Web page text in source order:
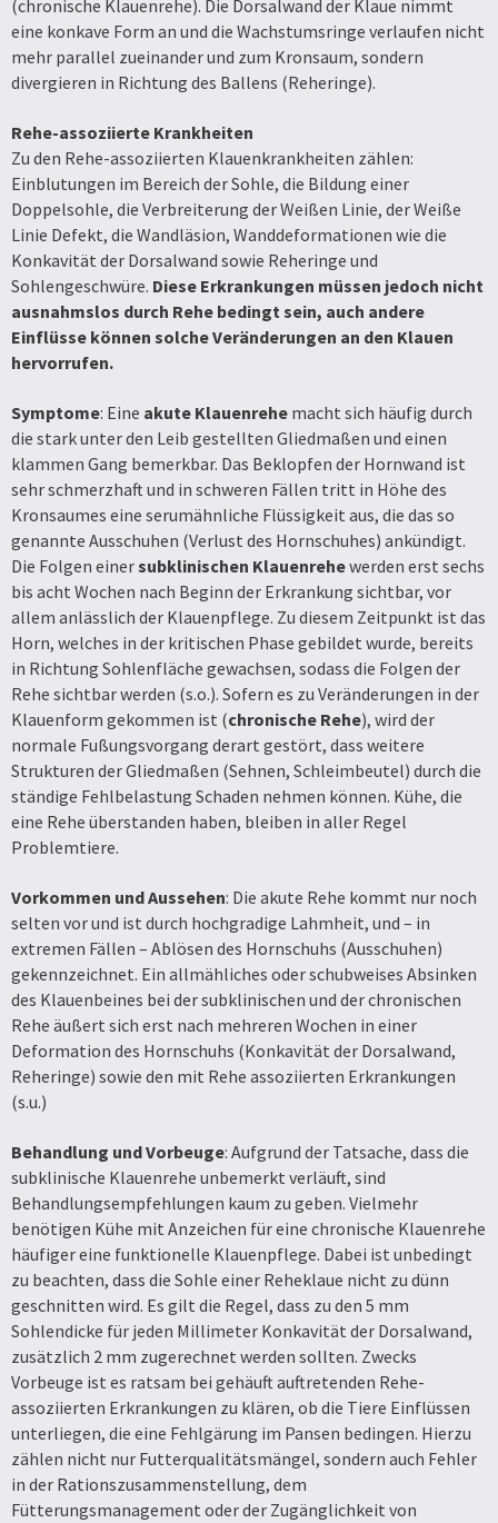
(chronische Klauenrehe). Die Dorsalwand der Klaue nimmt
eine konkave Form an und die Wachstumsringe verlaufen nicht
mehr parallel zueinander und zum Kronsaum, sondern
divergieren in Richtung des Ballens (Reheringe).
Rehe-assoziierte Krankheiten
Zu den Rehe-assoziierten Klauenkrankheiten zählen:
Einblutungen im Bereich der Sohle, die Bildung einer
Doppelsohle, die Verbreiterung der Weißen Linie, der Weiße
Linie Defekt, die Wandläsion, Wanddeformationen wie die
Konkavität der Dorsalwand sowie Reheringe und
Sohlengeschwüre. Diese Erkrankungen müssen jedoch nicht
ausnahmslos durch Rehe bedingt sein, auch andere
Einflüsse können solche Veränderungen an den Klauen
hervorrufen.
Symptome: Eine akute Klauenrehe macht sich häufig durch
die stark unter den Leib gestellten Gliedmaßen und einen
klammen Gang bemerkbar. Das Beklopfen der Hornwand ist
sehr schmerzhaft und in schweren Fällen tritt in Höhe des
Kronsaumes eine serumähnliche Flüssigkeit aus, die das so
genannte Ausschuhen (Verlust des Hornschuhes) ankündigt.
Die Folgen einersubklinischen Klauenrehewerden erst sechs
bis acht Wochen nach Beginn der Erkrankung sichtbar, vor
allem anlässlich der Klauenpflege. Zu diesem Zeitpunkt ist das
Horn, welches in der kritischen Phase gebildet wurde, bereits
in Richtung Sohlenfläche gewachsen, sodass die Folgen der
Rehe sichtbar werden (s.o.). Sofern es zu Veränderungen in der
Klauenform gekommen ist (chronische Rehe), wird der
normale Fußungsvorgang derart gestört, dass weitere
Strukturen der Gliedmaßen (Sehnen, Schleimbeutel) durch die
ständige Fehlbelastung Schaden nehmen können. Kühe, die
eine Rehe überstanden haben, bleiben in aller Regel
Problemtiere.
Vorkommen und Aussehen: Die akute Rehe kommt nur noch
selten vor und ist durch hochgradige Lahmheit, und – in
extremen Fällen – Ablösen des Hornschuhs (Ausschuhen)
gekennzeichnet. Ein allmähliches oder schubweises Absinken
des Klauenbeines bei der subklinischen und der chronischen
Rehe äußert sich erst nach mehreren Wochen in einer
Deformation des Hornschuhs (Konkavität der Dorsalwand,
Reheringe) sowie den mit Rehe assoziierten Erkrankungen
(s.u.)
Behandlung und Vorbeuge: Aufgrund der Tatsache, dass die
subklinische Klauenrehe unbemerkt verläuft, sind
Behandlungsempfehlungen kaum zu geben. Vielmehr
benötigen Kühe mit Anzeichen für eine chronische Klauenrehe
häufiger eine funktionelle Klauenpflege. Dabei ist unbedingt
zu beachten, dass die Sohle einer Reheklaue nicht zu dünn
geschnitten wird. Es gilt die Regel, dass zu den 5 mm
Sohlendicke für jeden Millimeter Konkavität der Dorsalwand,
zusätzlich 2 mm zugerechnet werden sollten. Zwecks
Vorbeuge ist es ratsam bei gehäuft auftretenden Rehe-
assoziierten Erkrankungen zu klären, ob die Tiere Einflüssen
unterliegen, die eine Fehlgärung im Pansen bedingen. Hierzu
zählen nicht nur Futterqualitätsmängel, sondern auch Fehler
in der Rationszusammenstellung, dem
Fütterungsmanagement oder der Zugänglichkeit von